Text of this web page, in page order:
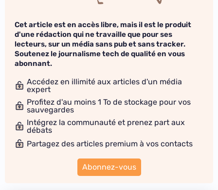
Cet article est en accès libre, mais il est le produit
d'une rédaction qui ne travaille que pour ses
lecteurs, sur un média sans pub et sans tracker.
Soutenez le journalisme tech de qualité en vous
abonnant.
Accédez en illimité aux articles d'un média
expert
Profitez d'au moins 1 To de stockage pour vos
sauvegardes
Intégrez la communauté et prenez part aux
débats
Partagez des articles premium à vos contacts
Abonnez-vous